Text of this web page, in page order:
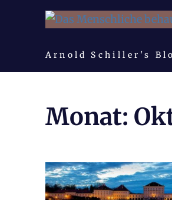
Arnold Schiller's
Monat: